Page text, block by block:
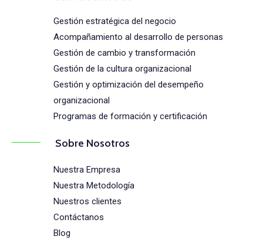
Gestión estratégica del negocio
Acompañamiento al desarrollo de personas
Gestión de cambio y transformación
Gestión de la cultura organizacional
Gestión y optimización del desempeño
organizacional
Programas de formación y certificación
Sobre Nosotros
Nuestra Empresa
Nuestra Metodología
Nuestros clientes
Contáctanos
Blog